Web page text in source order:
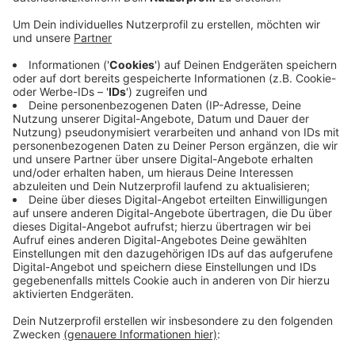
Kofferraum eines bereitstehenden Fluchtautos. Ein
Anwohner bemerkte die Aktion und alarmierte die
Polizei. Eine Verfolgungsjagd begann, die nach rund
neun Kilometern in Albachten endete. Die Polizei
stoppte das Auto. Einen der Diebe schnappte sie, der
andere flüchtete. Die Suche nach ihm dauert noch an.
Die Polizei geht davon aus, dass das Auto gestohlen
ist und falsche Kennzeichen angebracht sind. Sie
ermittelt jetzt Hintergründe.
Anzeige